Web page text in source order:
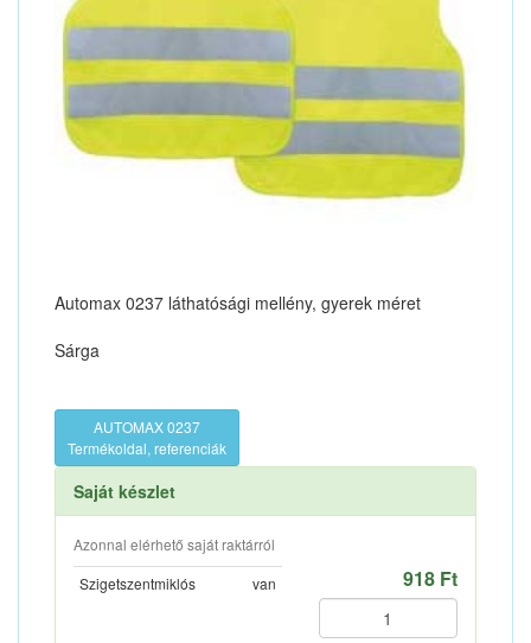
Automax 0237 láthatósági mellény, gyerek méret
Sárga
AUTOMAX 0237
Termékoldal, referenciák
Saját készlet
Azonnal elérhető saját raktárról
Szigetszentmiklós
van 918 Ft